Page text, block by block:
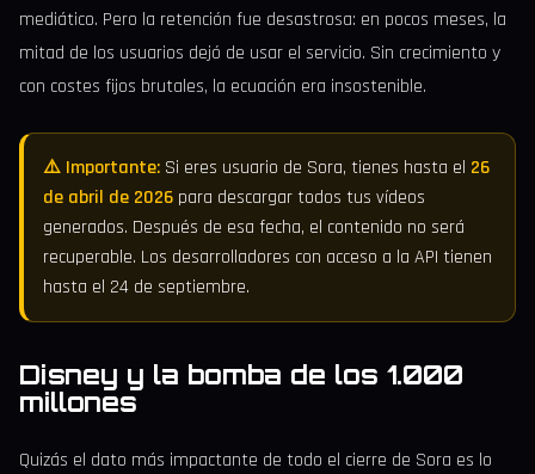
mediático. Pero la retención fue desastrosa: en pocos meses, la
mitad de los usuarios dejó de usar el servicio. Sin crecimiento y
con costes fijos brutales, la ecuación era insostenible.
⚠️ Importante: Si eres usuario de Sora, tienes hasta el 26
de abril de 2026 para descargar todos tus vídeos
generados. Después de esa fecha, el contenido no será
recuperable. Los desarrolladores con acceso a la API tienen
hasta el 24 de septiembre.
Disney y la bomba de los 1.000
millones
Quizás el dato más impactante de todo el cierre de Sora es lo